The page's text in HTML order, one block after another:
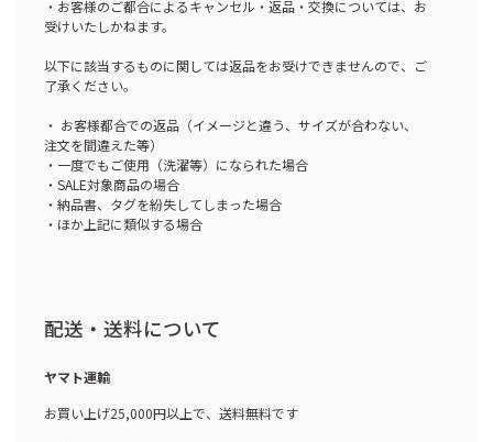
・お客様のご都合によるキャンセル・返品・交換については、お
受けいたしかねます。
以下に該当するものに関しては返品をお受けできませんので、ご
了承ください。
・ お客様都合での返品（イメージと違う、サイズが合わない、
注文を間違えた等）
・一度でもご使用（洗濯等）になられた場合
・SALE対象商品の場合
・納品書、タグを紛失してしまった場合
・ほか上記に類似する場合
配送・送料について
ヤマト運輸
お買い上げ25,000円以上で、送料無料です